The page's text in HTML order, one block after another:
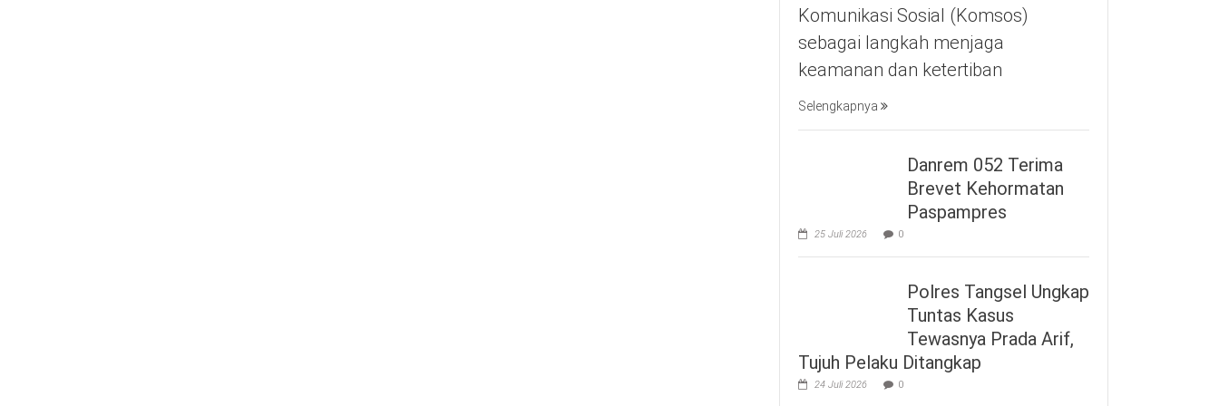
Komunikasi Sosial (Komsos)
sebagai langkah menjaga
keamanan dan ketertiban
Selengkapnya
Danrem 052 Terima
Brevet Kehormatan
Paspampres
25 Juli 2026 0
Polres Tangsel Ungkap
Tuntas Kasus
Tewasnya Prada Arif,
Tujuh Pelaku Ditangkap
24 Juli 2026 0